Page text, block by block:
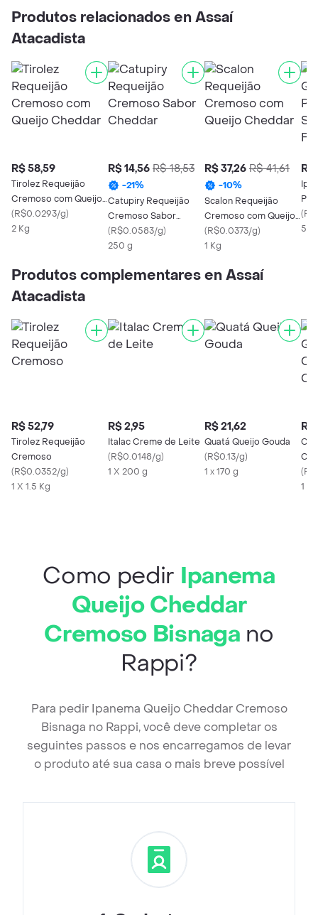
Produtos relacionados en Assaí
Atacadista
R$ 58,59
Tirolez Requeijão
Cremoso com Queijo
Cheddar
(R$0.0293/g)
2 Kg
R$ 14,56 R$ 18,53
-21%
Catupiry Requeijão
Cremoso Sabor
Cheddar
(R$0.0583/g)
250 g
R$ 37,26 R$ 41,61
-10%
Scalon Requeijão
Cremoso com Queijo
Cheddar
(R$0.0373/g)
1 Kg
R$
(
Produtos complementares en Assaí
Atacadista
R$ 52,79
Tirolez Requeijão
Cremoso
(R$0.0352/g)
1 X 1.5 Kg
R$ 2,95
Italac Creme de Leite
(R$0.0148/g)
1 X 200 g
R$ 21,62
Quatá Queijo Gouda
(R$0.13/g)
1 x 170 g
R$
(
1 Kg
Como pedir Ipanema
Queijo Cheddar
Cremoso Bisnaga no
Rappi?
Para pedir Ipanema Queijo Cheddar Cremoso
Bisnaga no Rappi, você deve completar os
seguintes passos e nos encarregamos de levar
o produto até sua casa o mais breve possível